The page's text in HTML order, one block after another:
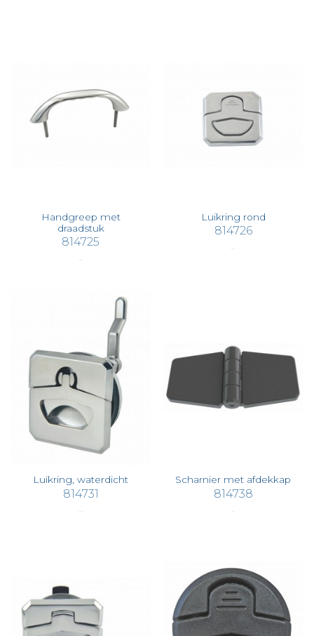
Handgreep met
draadstuk
814725
Luikring rond
814726
Luikring, waterdicht
814731
Scharnier met afdekkap
814738